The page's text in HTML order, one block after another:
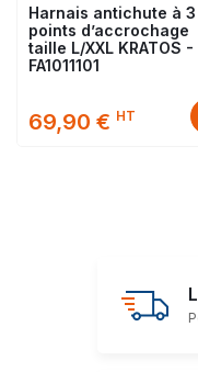
Harnais antichute à 3
points d’accrochage
taille L/XXL KRATOS -
FA1011101
69,90 € HT